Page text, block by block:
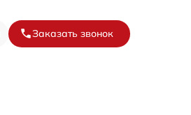
Заказать звонок